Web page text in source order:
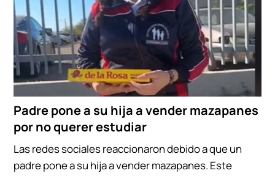
Padre pone a su hija a vender mazapanes
por no querer estudiar
Las redes sociales reaccionaron debido a que un
padre pone a su hija a vender mazapanes. Este